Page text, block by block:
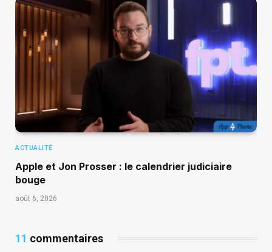
ACTUALITÉ
Apple et Jon Prosser : le calendrier judiciaire
bouge
août 6, 2026
11 commentaires